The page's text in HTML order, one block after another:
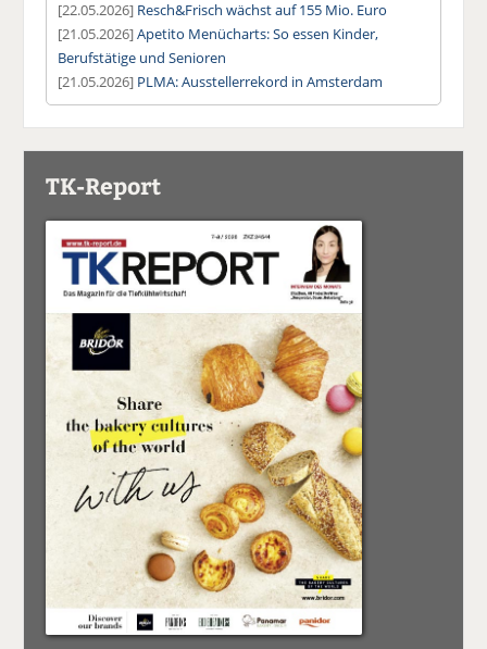
[22.05.2026] Resch&Frisch wächst auf 155 Mio. Euro
[21.05.2026]Apetito Menücharts: So essen Kinder,
Berufstätige und Senioren
[21.05.2026] PLMA: Ausstellerrekord in Amsterdam
TK-Report